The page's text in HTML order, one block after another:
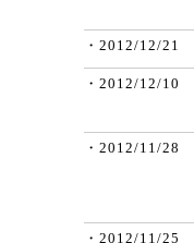
・2012/12/21
・2012/12/10
・2012/11/28
・2012/11/25